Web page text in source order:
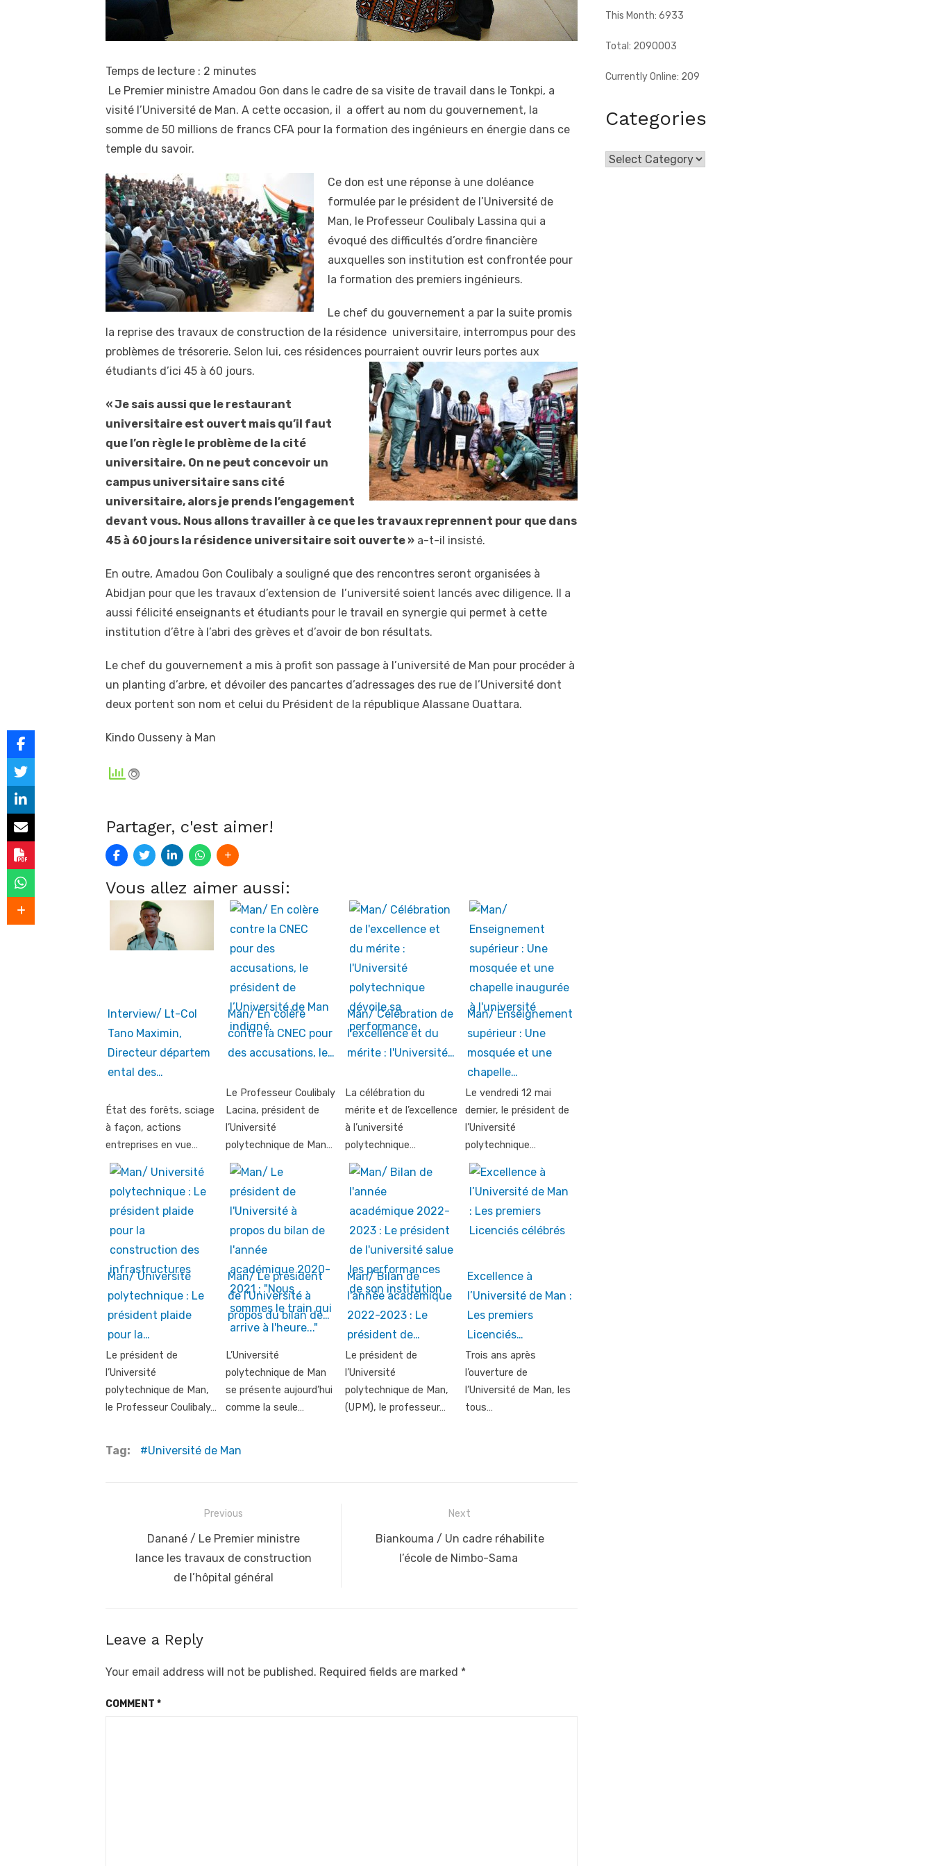
Temps de lecture : 2 minutes
Le Premier ministre Amadou Gon dans le cadre de sa visite de travail dans le Tonkpi, a
visité l’Université de Man. A cette occasion, il a offert au nom du gouvernement, la
somme de 50 millions de francs CFA pour la formation des ingénieurs en énergie dans ce
temple du savoir.
Ce don est une réponse à une doléance
formulée par le président de l’Université de
Man, le Professeur Coulibaly Lassina qui a
évoqué des difficultés d’ordre financière
auxquelles son institution est confrontée pour
la formation des premiers ingénieurs.
Le chef du gouvernement a par la suite promis
la reprise des travaux de construction de la résidence universitaire, interrompus pour des
problèmes de trésorerie. Selon lui, ces résidences pourraient ouvrir leurs portes aux
étudiants d’ici 45 à 60 jours.
« Je sais aussi que le restaurant
universitaire est ouvert mais qu’il faut
que l’on règle le problème de la cité
universitaire. On ne peut concevoir un
campus universitaire sans cité
universitaire, alors je prends l’engagement
devant vous. Nous allons travailler à ce que les travaux reprennent pour que dans
45 à 60 jours la résidence universitaire soit ouverte » a-t-il insisté.
En outre, Amadou Gon Coulibaly a souligné que des rencontres seront organisées à
Abidjan pour que les travaux d’extension de l’université soient lancés avec diligence. Il a
aussi félicité enseignants et étudiants pour le travail en synergie qui permet à cette
institution d’être à l’abri des grèves et d’avoir de bon résultats.
Le chef du gouvernement a mis à profit son passage à l’université de Man pour procéder à
un planting d’arbre, et dévoiler des pancartes d’adressages des rue de l’Université dont
deux portent son nom et celui du Président de la république Alassane Ouattara.
Kindo Ousseny à Man
Partager, c'est aimer!
Vous allez aimer aussi:
Interview/ Lt-Col
Tano Maximin,
Directeur départem
ental des…
État des forêts, sciage
à façon, actions
entreprises en vue…
Man/ En colère
contre la CNEC pour
des accusations, le…
Le Professeur Coulibaly
Lacina, président de
l’Université
polytechnique de Man…
Man/ Célébration de
l'excellence et du
mérite : l'Université…
La célébration du
mérite et de l’excellence
à l’université
polytechnique…
Man/ Enseignement
supérieur : Une
mosquée et une
chapelle…
Le vendredi 12 mai
dernier, le président de
l’Université
polytechnique…
Man/ Université
polytechnique : Le
président plaide
pour la…
Le président de
l’Université
polytechnique de Man,
le Professeur Coulibaly…
Man/ Le président
de l'Université à
propos du bilan de…
L’Université
polytechnique de Man
se présente aujourd’hui
comme la seule…
Man/ Bilan de
l'année académique
2022-2023 : Le
président de…
Le président de
l’Université
polytechnique de Man,
(UPM), le professeur…
Excellence à
l’Université de Man :
Les premiers
Licenciés…
Trois ans après
l’ouverture de
l’Université de Man, les
tous…
Tag: Université de Man
navigation
Previous
Previous
post:
Danané / Le Premier ministre
lance les travaux de construction
de l’hôpital général
Next
Next
Biankouma / Un cadre réhabilite
l’école de Nimbo-Sama
Leave a Reply
Your email address will not be published. Required fields are marked *
COMMENT *
This Month: 6933
Total: 2090003
Currently Online: 209
Categories
Categories